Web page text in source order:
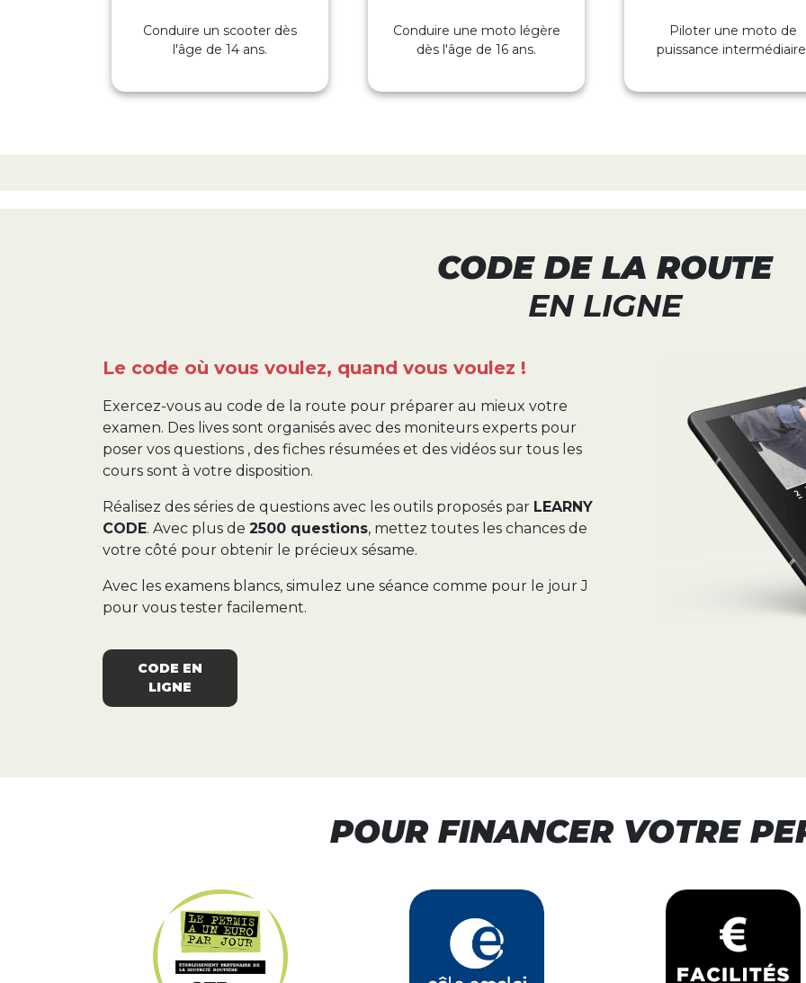
Conduire un scooter dès
l'âge de 14 ans.
Conduire une moto légère
dès l'âge de 16 ans.
Piloter une moto de
puissance
CODE DE LA ROUTE
EN LIGNE
Le code où vous voulez, quand vous voulez !
Exercez-vous au code de la route pour préparer au mieux votre
examen. Des lives sont organisés avec des moniteurs experts pour
poser vos questions , des fiches résumées et des vidéos sur tous les
cours sont à votre disposition.
Réalisez des séries de questions avec les outils proposés par LEARNY
CODE. Avec plus de 2500 questions, mettez toutes les chances de
votre côté pour obtenir le précieux sésame.
Avec les examens blancs, simulez une séance comme pour le jour J
pour vous tester facilement.
CODE EN
LIGNE
POUR FINANCER VOTRE